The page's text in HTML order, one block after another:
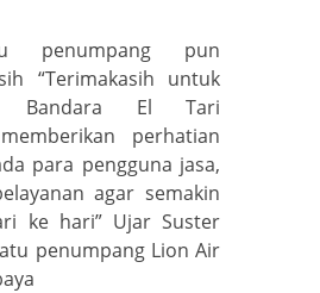
penumpang pun
“Terimakasih untuk
Bandara El Tari
perhatian
para pengguna jasa,
agar semakin
ke hari” Ujar Suster
penumpang Lion Air